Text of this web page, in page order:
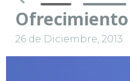
26 de Diciembre, 2013